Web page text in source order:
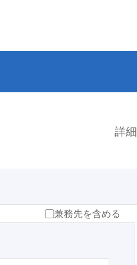
詳細
兼務先を含める